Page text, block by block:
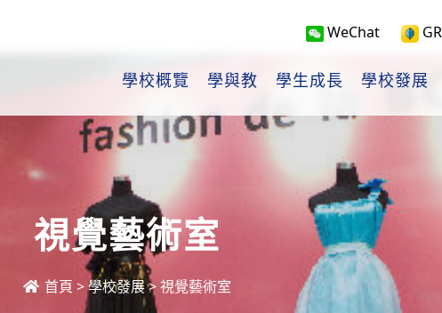
WeChat
學校概覽 學與教 學生成長 學校發展
視覺藝術室
首頁 >學校發展>視覺藝術室